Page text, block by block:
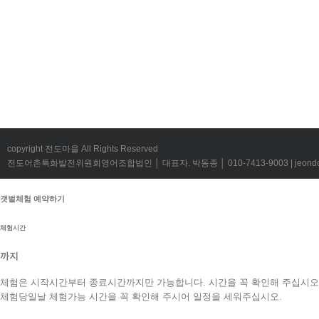
copyright 전도마을 All Rights Reserved
전도어촌특화발전위원회영어조합법인 │ 대표자. 박동종 │ 010-7413-9003 |
갯벌체험 예약하기
체험시간
까지
체험은 시작시간부터 종료시간까지만 가능합니다. 시간을 꼭 확인해 주십시
체험당일날 체험가능 시간을 꼭 확인해 주시어 일정을 세워주십시오.